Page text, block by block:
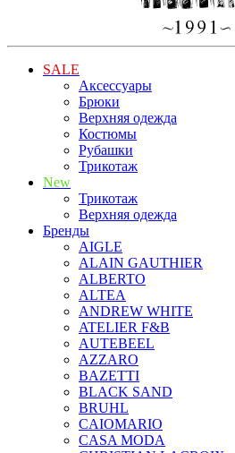
SALE
Аксессуары
Брюки
Верхняя одежда
Костюмы
Рубашки
Трикотаж
New
Трикотаж
Верхняя одежда
Бренды
AIGLE
ALAIN GAUTHIER
ALBERTO
ALTEA
ANDREW WHITE
ATELIER F&B
AUTEBEEL
AZZARO
BAZETTI
BLACK SAND
BRUHL
CAIOMARIO
CASA MODA